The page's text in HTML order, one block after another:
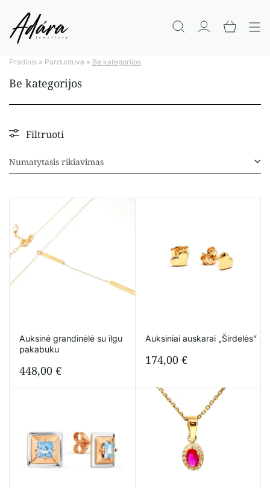
Pradinis » Parduotuve » Be kategorijos
Be kategorijos
Filtruoti
Auksinė grandinėlė su ilgu
pakabuku
448,00 €
Auksiniai auskarai „Širdelės”
174,00 €